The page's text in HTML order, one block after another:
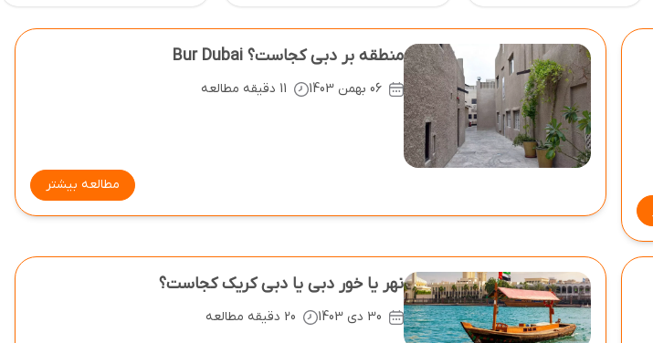
منطقه بر دبی کجاست؟ Bur Dubai
06 بهمن 1403 11 دقیقه مطالعه
مطالعه بیشتر
نهر یا خور دبی یا دبی کریک کجاست؟
30 دی 1403 20 دقیقه مطالعه